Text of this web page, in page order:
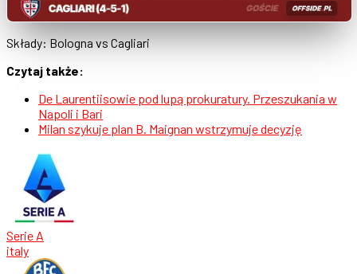
Składy: Bologna vs Cagliari
Czytaj także:
De Laurentiisowie pod lupą prokuratury. Przeszukania w
Napoli i Bari
Milan szykuje plan B. Maignan wstrzymuje decyzję
Serie A
italy